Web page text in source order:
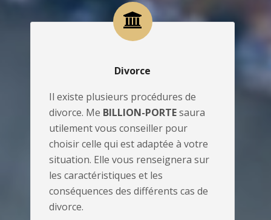
Divorce
Il existe plusieurs procédures de
divorce. Me BILLION-PORTEsaura
utilement vous conseiller pour
choisir celle qui est adaptée à votre
situation. Elle vous renseignera sur
les caractéristiques et les
conséquences des différents cas de
divorce.